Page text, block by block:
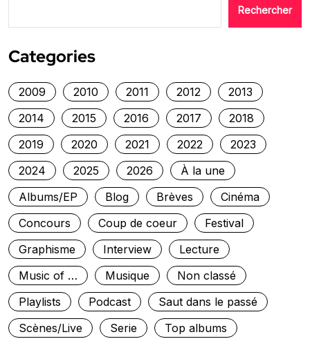
Rechercher
Categories
2009 2010 2011 2012
2013
2014
2015 2016 2017
2018
2019
2020 2021 2022
2023
2024
2025 2026
À la une
Albums/EP
Blog Brèves
Cinéma
Concours
Coup de coeur
Festival
Graphisme
Interview
Lecture
Music of …
Musique
Non classé
Playlists
Podcast
Saut dans le passé
Scènes/Live
Serie
Top albums